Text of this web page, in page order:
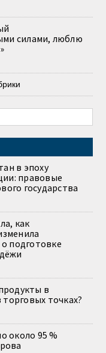
силами, люблю
в эпоху
правовые
государства
как
подготовке
в
точках?
около 95 %